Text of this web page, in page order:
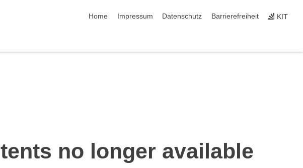
Home
Impressum Datenschutz Barrierefreiheit KIT
no longer available